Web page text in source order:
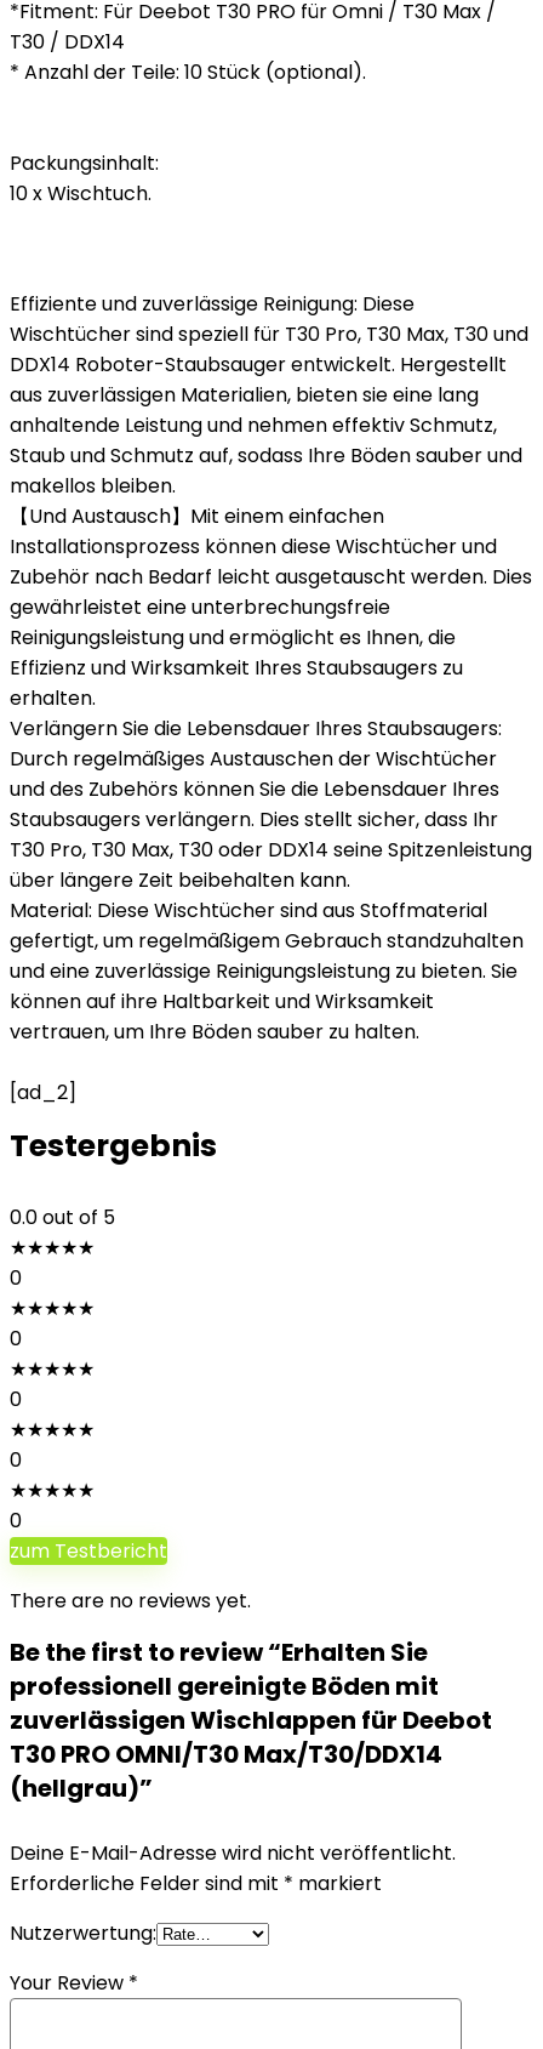
*Fitment: Für Deebot T30 PRO für Omni / T30 Max /
T30 / DDX14
* Anzahl der Teile: 10 Stück (optional).
Packungsinhalt:
10 x Wischtuch.
Effiziente und zuverlässige Reinigung: Diese
Wischtücher sind speziell für T30 Pro, T30 Max, T30 und
DDX14 Roboter-Staubsauger entwickelt. Hergestellt
aus zuverlässigen Materialien, bieten sie eine lang
anhaltende Leistung und nehmen effektiv Schmutz,
Staub und Schmutz auf, sodass Ihre Böden sauber und
makellos bleiben.
【Und Austausch】Mit einem einfachen
Installationsprozess können diese Wischtücher und
Zubehör nach Bedarf leicht ausgetauscht werden. Dies
gewährleistet eine unterbrechungsfreie
Reinigungsleistung und ermöglicht es Ihnen, die
Effizienz und Wirksamkeit Ihres Staubsaugers zu
erhalten.
Verlängern Sie die Lebensdauer Ihres Staubsaugers:
Durch regelmäßiges Austauschen der Wischtücher
und des Zubehörs können Sie die Lebensdauer Ihres
Staubsaugers verlängern. Dies stellt sicher, dass Ihr
T30 Pro, T30 Max, T30 oder DDX14 seine Spitzenleistung
über längere Zeit beibehalten kann.
Material: Diese Wischtücher sind aus Stoffmaterial
gefertigt, um regelmäßigem Gebrauch standzuhalten
und eine zuverlässige Reinigungsleistung zu bieten. Sie
können auf ihre Haltbarkeit und Wirksamkeit
vertrauen, um Ihre Böden sauber zu halten.
[ad_2]
Testergebnis
0.0out of 5
★★★★★
0
★★★★★
0
★★★★★
0
★★★★★
0
★★★★★
0
zum Testbericht
There are no reviews yet.
Be the first to review “Erhalten Sie
professionell gereinigte Böden mit
zuverlässigen Wischlappen für Deebot
T30 PRO OMNI/T30 Max/T30/DDX14
(hellgrau)”
Deine E-Mail-Adresse wird nicht veröffentlicht.
Erforderliche Felder sind mit * markiert
Nutzerwertung:
Your Review *